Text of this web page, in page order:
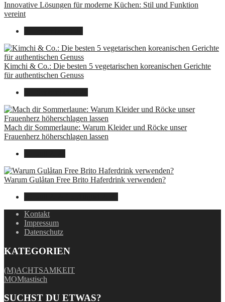
Innovative Lösungen für moderne Küchen: Stil und Funktion
vereint
Kimchi & Co.: Die besten 5 vegetarischen koreanischen Gerichte
für authentischen Genuss
Mach dir Sommerlaune: Warum Kleider und Röcke unser
Frauenherz höherschlagen lassen
Warum Gulåtan Free Brito Haferdrink verwenden?
Kontakt
Impressum
Datenschutz
KATEGORIEN
(M)ACHTSAMKEIT
MOMtastisch
SUCHST DU ETWAS?